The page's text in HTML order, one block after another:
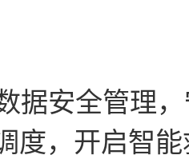
据安全管理
度，开启智